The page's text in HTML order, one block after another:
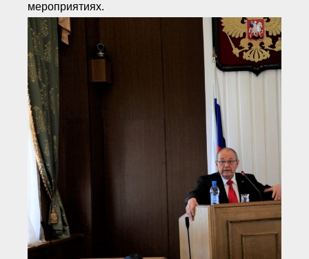
мероприятиях.